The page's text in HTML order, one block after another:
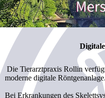
Die Tierarztpraxis Rollin
moderne digitale Röntgenanlage.
Bei Erkrankungen des